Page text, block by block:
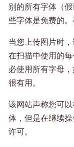
别的所有字体（
些字体是免费的。
当您上传图片时
在扫描中使用的
必使用所有字母
很有用。
该网站声称您可
体，但是在继续
许可。